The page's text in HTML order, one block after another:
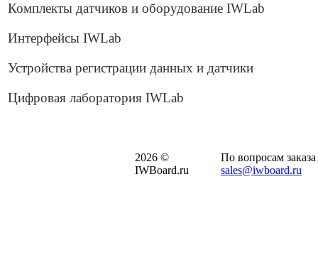
Комплекты датчиков и оборудование IWLab
Интерфейсы IWLab
Устройства регистрации данных и датчики
Цифровая лаборатория IWLab
2026 ©
IWBoard.ru
По вопросам
sales@iwboard.ru